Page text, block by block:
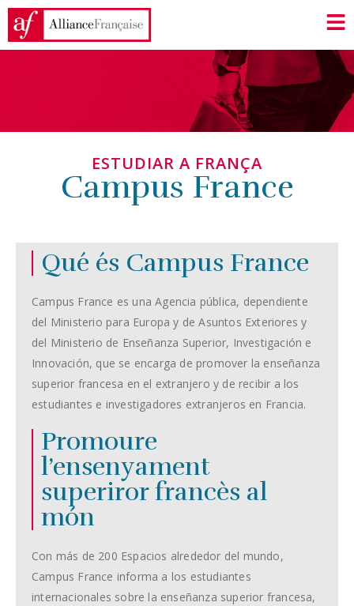
ESTUDIAR A FRANÇA
Campus France
Qué és Campus France
Campus France es una Agencia pública, dependiente
del Ministerio para Europa y de Asuntos Exteriores y
del Ministerio de Enseñanza Superior, Investigación e
Innovación, que se encarga de promover la enseñanza
superior francesa en el extranjero y de recibir a los
estudiantes e investigadores extranjeros en Francia.
Promoure
l’ensenyament
superiror francès al
món
Con más de 200 Espacios alrededor del mundo,
Campus France informa a los estudiantes
internacionales sobre la enseñanza superior francesa,